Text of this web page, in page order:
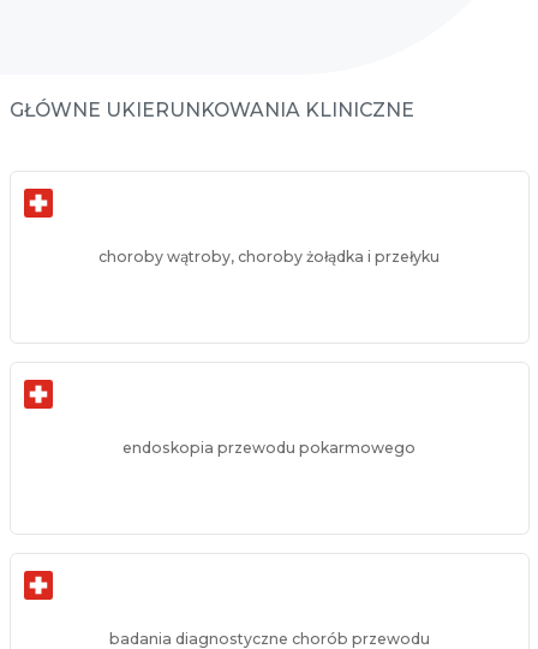
GŁÓWNE UKIERUNKOWANIA KLINICZNE
choroby wątroby, choroby żołądka i przełyku
endoskopia przewodu pokarmowego
badania diagnostyczne chorób przewodu